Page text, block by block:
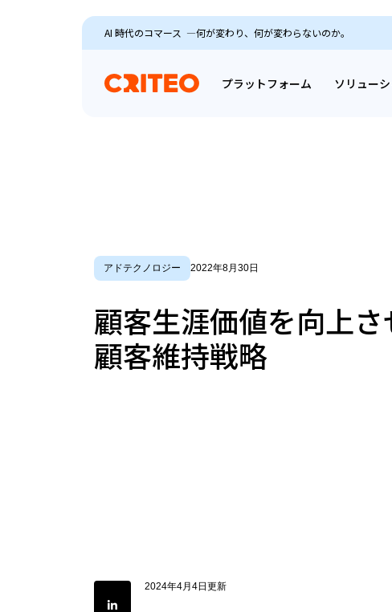
AI 時代のコマース ―何が変わり、何が変わらないのか。
プラットフォーム ソリュー
アドテクノロジー 2022年8月30日
顧客生涯価値を向上さ
顧客維持戦略
LinkedInで共有
2024年4月4日更新